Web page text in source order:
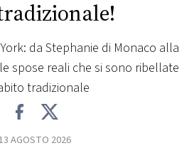
da Stephanie di Monaco alla
spose reali che si sono ribellate
tradizionale
AGOSTO 2026